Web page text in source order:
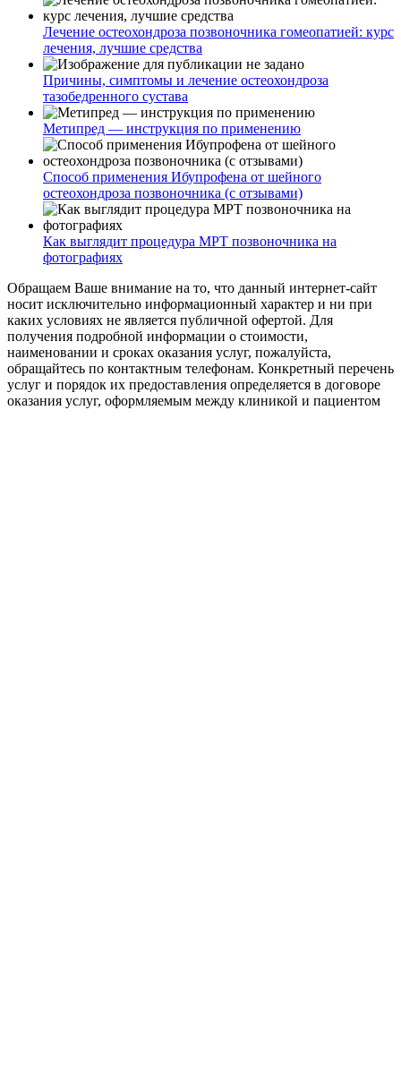
Лечение остеохондроза позвоночника гомеопатией: курс
лечения, лучшие средства
Причины, симптомы и лечение остеохондроза
тазобедренного сустава
Метипред — инструкция по применению
Способ применения Ибупрофена от шейного
остеохондроза позвоночника (с отзывами)
Как выглядит процедура МРТ позвоночника на
фотографиях
Обращаем Ваше внимание на то, что данный интернет-сайт
носит исключительно информационный характер и ни при
каких условиях не является публичной офертой. Для
получения подробной информации о стоимости,
наименовании и сроках оказания услуг, пожалуйста,
обращайтесь по контактным телефонам. Конкретный перечень
услуг и порядок их предоставления определяется в договоре
оказания услуг, оформляемым между клиникой и пациентом